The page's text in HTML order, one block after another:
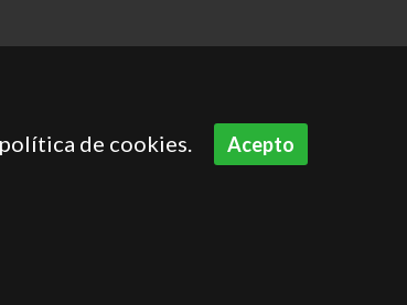
de cookies. Acepto